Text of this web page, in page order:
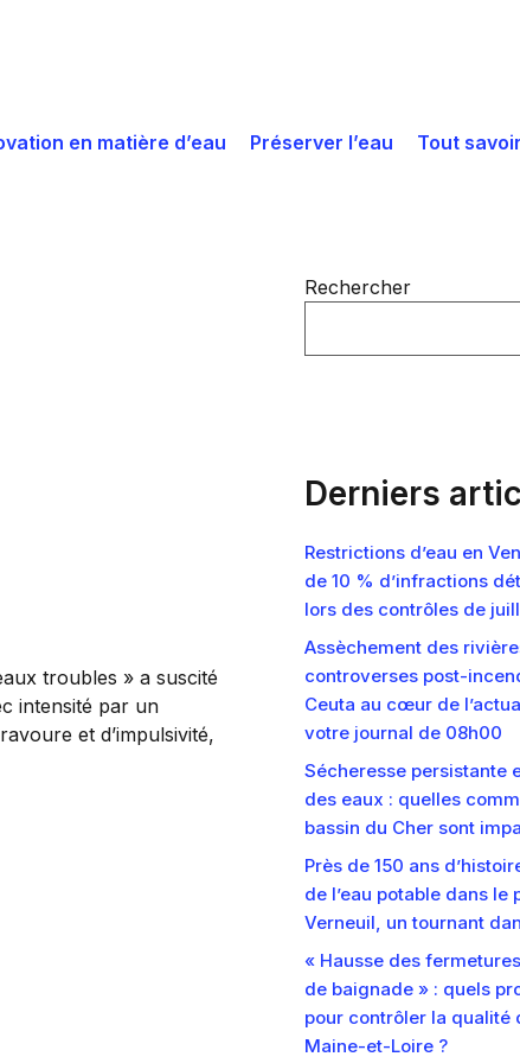
en matière d’eau Préserver l’eau Tout
troubles » a suscité
intensité par un
et d’impulsivité,
Rechercher
Derniers
Restrictions d’eau en
de 10 % d’infractions
lors des contrôles de
Assèchement des
controverses post-
Ceuta au cœur de
votre journal de 08h00
Sécheresse persistante
des eaux : quelles
bassin du Cher sont
Près de 150 ans
de l’eau potable dans le
Verneuil, un tournant
« Hausse des
de baignade » : quels
pour contrôler la qualité
Maine-et-Loire ?